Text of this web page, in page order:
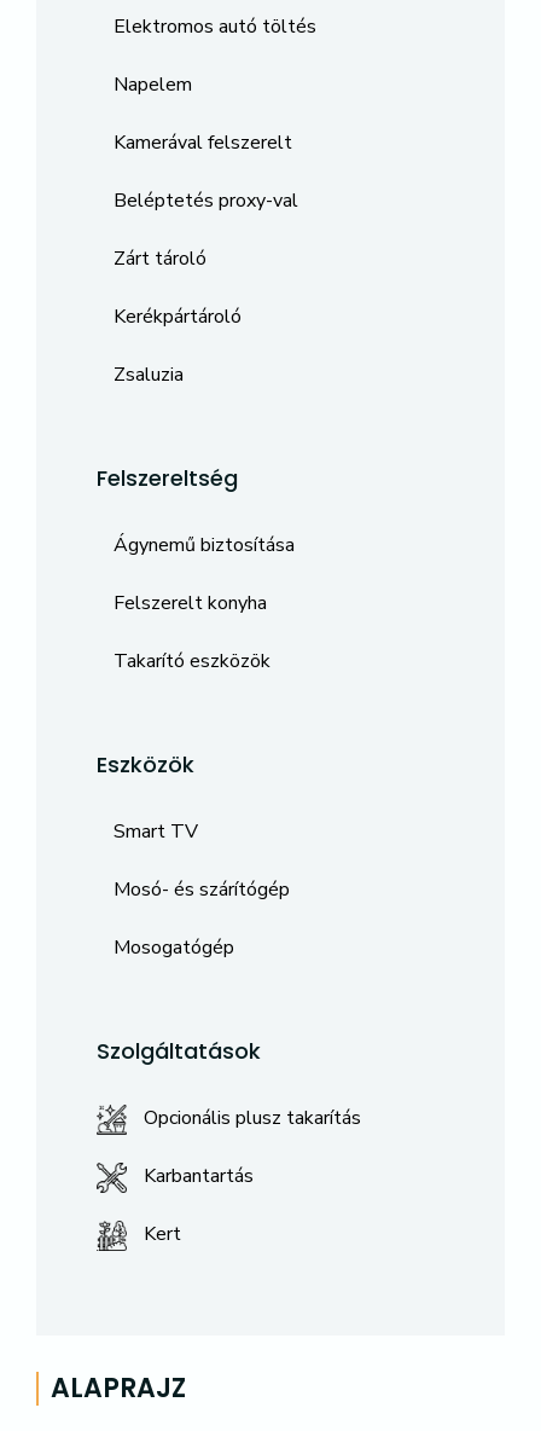
Elektromos autó töltés
Napelem
Kamerával felszerelt
Beléptetés proxy-val
Zárt tároló
Kerékpártároló
Zsaluzia
Felszereltség
Ágynemű biztosítása
Felszerelt konyha
Takarító eszközök
Eszközök
Smart TV
Mosó- és szárítógép
Mosogatógép
Szolgáltatások
Opcionális plusz takarítás
Karbantartás
Kert
ALAPRAJZ